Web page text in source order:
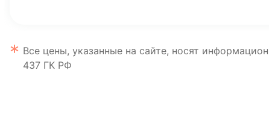
Все цены, указанные на сайте, носят
437 ГК РФ